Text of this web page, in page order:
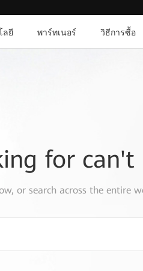
ลยี พาร์ทเนอร์ วิธีการซื้อ
for can't
or search across the entire